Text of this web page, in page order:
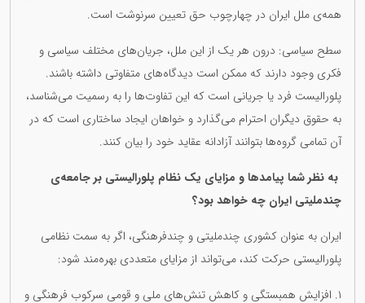
همه‌ی ملل ایران در چهارچوب حق تعیین سرنوشت است.
سطح سیاسی: درون هر یک از این ملل، جریان‌های مختلف سیاسی و
فکری وجود دارند که ممکن است دیدگاه‌های متفاوتی داشته باشند.
پلورالیست فرد یا جریانی است که این تفاوت‌ها را به رسمیت می‌شناسد،
به حقوق دیگران احترام می‌گذارد و خواهان ایجاد ساختاری است که در
آن تمامی گروه‌ها بتوانند آزادانه عقاید خود را بیان کنند.
بە نظر شما پیامدها و مزایای یک نظام پلورالیستی بر جامعه‌ی
چندملیتی ایران چە خواهد بود؟
ایران به عنوان کشوری چندملیتی و چندفرهنگی، اگر به سمت نظامی
پلورالیستی حرکت کند، می‌تواند از مزایای متعددی بهره‌مند شود:
١. افزایش همبستگی و کاهش تنش‌های ملی و قومی سرکوب فرهنگی و